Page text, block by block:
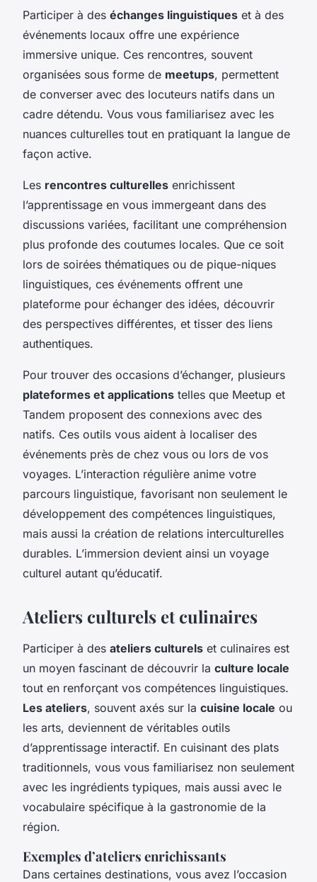
Participer à des échanges linguistiques et à des
événements locaux offre une expérience
immersive unique. Ces rencontres, souvent
organisées sous forme de meetups, permettent
de converser avec des locuteurs natifs dans un
cadre détendu. Vous vous familiarisez avec les
nuances culturelles tout en pratiquant la langue de
façon active.
Les rencontres culturelles enrichissent
l’apprentissage en vous immergeant dans des
discussions variées, facilitant une compréhension
plus profonde des coutumes locales. Que ce soit
lors de soirées thématiques ou de pique-niques
linguistiques, ces événements offrent une
plateforme pour échanger des idées, découvrir
des perspectives différentes, et tisser des liens
authentiques.
Pour trouver des occasions d’échanger, plusieurs
plateformes et applications telles que Meetup et
Tandem proposent des connexions avec des
natifs. Ces outils vous aident à localiser des
événements près de chez vous ou lors de vos
voyages. L’interaction régulière anime votre
parcours linguistique, favorisant non seulement le
développement des compétences linguistiques,
mais aussi la création de relations interculturelles
durables. L’immersion devient ainsi un voyage
culturel autant qu’éducatif.
Ateliers culturels et culinaires
Participer à des ateliers culturels et culinaires est
un moyen fascinant de découvrir la culture locale
tout en renforçant vos compétences linguistiques.
Les ateliers, souvent axés sur la cuisine locale ou
les arts, deviennent de véritables outils
d’apprentissage interactif. En cuisinant des plats
traditionnels, vous vous familiarisez non seulement
avec les ingrédients typiques, mais aussi avec le
vocabulaire spécifique à la gastronomie de la
région.
Exemples d’ateliers enrichissants
Dans certaines destinations, vous avez l’occasion